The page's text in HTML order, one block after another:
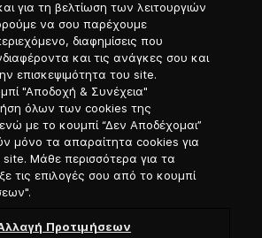
Πύλη Ναυτικού
για τη βελτίωση των λειτουργιών
να σου παρέχουμε
διαφημίσεις που
και τις ανάγκες σου και
επισκεψιμότητα του site.
"Αποδοχή & Συνέχεια"
όλων των cookies της
με το κουμπί “Δεν Αποδέχομαι”
μόνο τα απαραίτητα cookies για
site. Μάθε περισσότερα για τα
τις επιλογές σου από το κουμπί
Προτιμήσεων